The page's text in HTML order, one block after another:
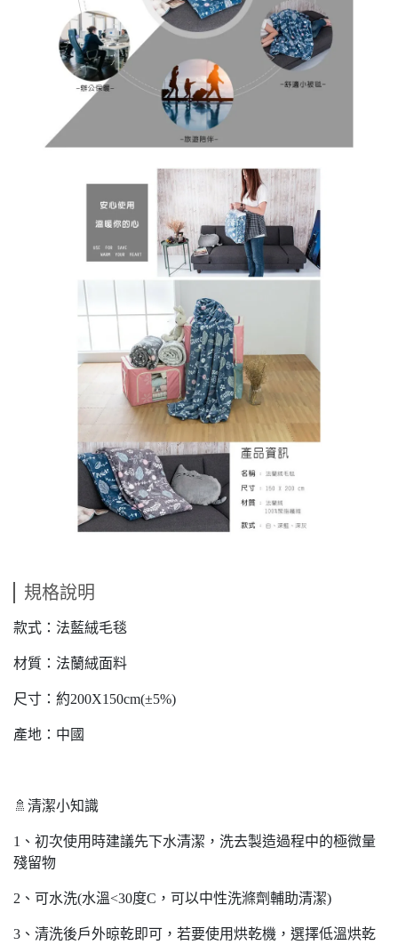
規格說明
款式：法藍絨毛毯
材質：法蘭絨面料
尺寸：約200X150cm(±5%)
產地：中國
🚿清潔小知識
1、初次使用時建議先下水清潔，洗去製造過程中的極微量
殘留物
2、可水洗(水溫<30度C，可以中性洗滌劑輔助清潔)
3、清洗後戶外晾乾即可，若要使用烘乾機，選擇低溫烘乾